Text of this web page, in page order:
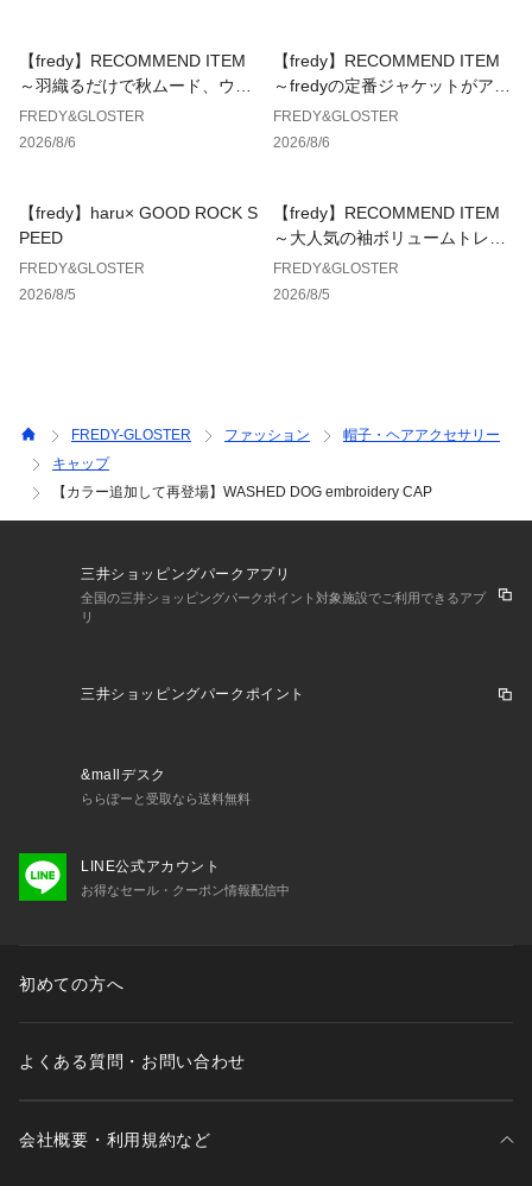
し続けます。
※お取扱い上のご注意
アテンションタグを必ずご確認の上、着用又はお取り扱いくだ
さい。
※商品画像に関しては出来る限り忠実に表示出来るよう努めて
おりますが、お客様がご利用のモニターの設定及び特性によ
り、実際の商品と比較し色味に若干の誤差が生じる場合があり
ます。
【fredy】RECOMMEND ITEM
～羽織るだけで秋ムード、ウエ
ストギャザーテーラードシャツ
～
FREDY&GLOSTER
2026/8/6
【fredy】RECOMMEND ITEM
～fredyの定番ジャケットがアッ
プデートして登場！～
FREDY&GLOSTER
2026/8/6
【fredy】haru× GOOD ROCK S
PEED
FREDY&GLOSTER
2026/8/5
【fredy】RECOMMEND ITEM
～大人気の袖ボリュームトレン
チコートに待望のミドル丈が新
登場！～
FREDY&GLOSTER
2026/8/5
FREDY-GLOSTER ファッション
帽子・ヘアアクセサリー
キャップ
【カラー追加して再登場】WASHED DOG embroidery CAP
三井ショッピングパークアプリ
全国の三井ショッピングパークポイント対象施設でご利用できるアプ
リ
三井ショッピングパークポイント
&mallデスク
ららぽーと受取なら送料無料
LINE公式アカウント
お得なセール・クーポン情報配信中
初めての方へ
よくある質問・お問い合わせ
会社概要・利用規約など